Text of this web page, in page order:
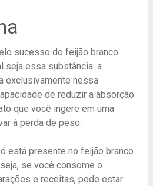
sucesso do feijão branco
seja essa substância: a
exclusivamente nessa
de reduzir a absorção
que você ingere em uma
à perda de peso.
está presente no feijão branco
se você consome o
e receitas, pode estar